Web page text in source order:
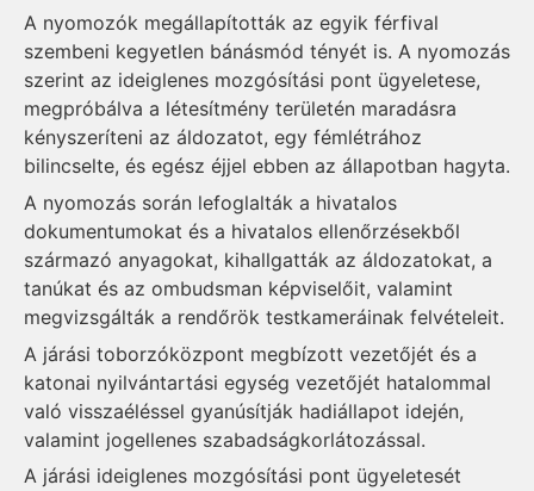
A nyomozók megállapították az egyik férfival
szembeni kegyetlen bánásmód tényét is. A nyomozás
szerint az ideiglenes mozgósítási pont ügyeletese,
megpróbálva a létesítmény területén maradásra
kényszeríteni az áldozatot, egy fémlétrához
bilincselte, és egész éjjel ebben az állapotban hagyta.
A nyomozás során lefoglalták a hivatalos
dokumentumokat és a hivatalos ellenőrzésekből
származó anyagokat, kihallgatták az áldozatokat, a
tanúkat és az ombudsman képviselőit, valamint
megvizsgálták a rendőrök testkameráinak felvételeit.
A járási toborzóközpont megbízott vezetőjét és a
katonai nyilvántartási egység vezetőjét hatalommal
való visszaéléssel gyanúsítják hadiállapot idején,
valamint jogellenes szabadságkorlátozással.
A járási ideiglenes mozgósítási pont ügyeletesét